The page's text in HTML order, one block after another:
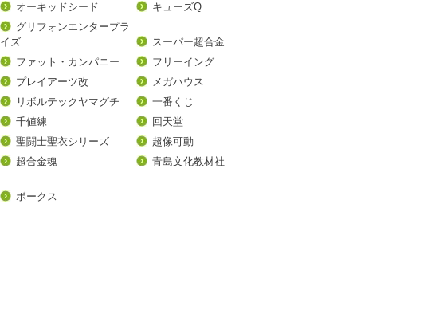
オーキッドシード
キューズQ
グリフォンエンタープラ
イズ
スーパー超合金
ファット・カンパニー
フリーイング
プレイアーツ改
メガハウス
リボルテックヤマグチ
一番くじ
千値練
回天堂
聖闘士聖衣シリーズ
超像可動
超合金魂
青島文化教材社
ボークス